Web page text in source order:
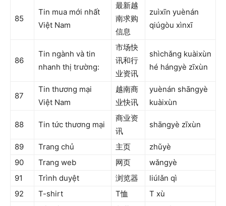
85
Tin mua mới nhất
Việt Nam
最新越
南求购
信息
zuìxīn yuènán
qiúgòu xìnxī
86
Tin ngành và tin
nhanh thị trường:
市场快
讯和行
业资讯
shìchǎng kuàixùn
hé hángyè zīxùn
87
Tin thương mại
Việt Nam
越南商
业快讯
yuènán shāngyè
kuàixùn
88 Tin tức thương mại
商业资
讯
shāngyè zīxùn
89 Trang chủ 主页
zhǔyè
90
Trang web 网页
wǎngyè
91
Trình duyệt 浏览器
liúlǎn qì
92
T-shirt T恤
T xù